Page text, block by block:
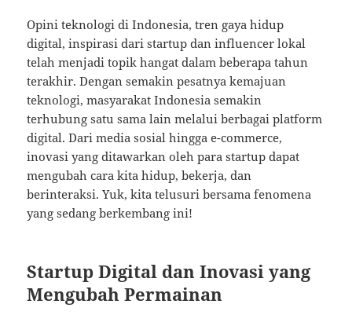
Opini teknologi di Indonesia, tren gaya hidup
digital, inspirasi dari startup dan influencer lokal
telah menjadi topik hangat dalam beberapa tahun
terakhir. Dengan semakin pesatnya kemajuan
teknologi, masyarakat Indonesia semakin
terhubung satu sama lain melalui berbagai platform
digital. Dari media sosial hingga e-commerce,
inovasi yang ditawarkan oleh para startup dapat
mengubah cara kita hidup, bekerja, dan
berinteraksi. Yuk, kita telusuri bersama fenomena
yang sedang berkembang ini!
Startup Digital dan Inovasi yang
Mengubah Permainan